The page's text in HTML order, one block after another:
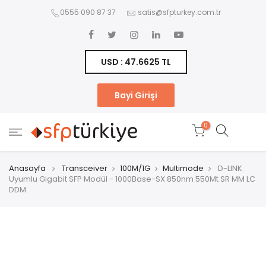
0555 090 87 37 satis@sfpturkey.com.tr
USD : 47.6625 TL
Bayi Girişi
0
Anasayfa Transceiver 100M/1G Multimode
D-LINK
Uyumlu Gigabit SFP Modül - 1000Base-SX 850nm 550Mt SR MM LC
DDM